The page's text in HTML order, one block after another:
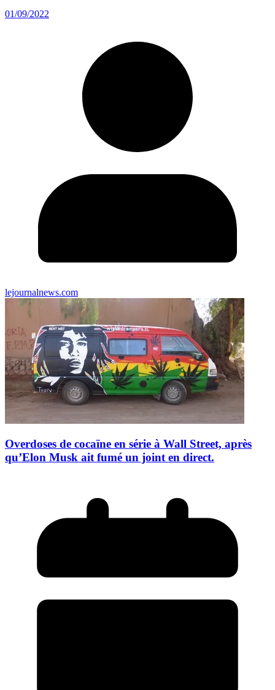
01/09/2022
lejournalnews.com
Overdoses de cocaïne en série à Wall Street, après
qu’Elon Musk ait fumé un joint en direct.